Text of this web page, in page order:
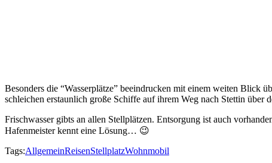
Besonders die “Wasserplätze” beeindrucken mit einem weiten Blick
schleichen erstaunlich große Schiffe auf ihrem Weg nach Stettin über
Frischwasser gibts an allen Stellplätzen. Entsorgung ist auch
Hafenmeister kennt eine Lösung… 😉
Tags:AllgemeinReisenStellplatzWohnmobil